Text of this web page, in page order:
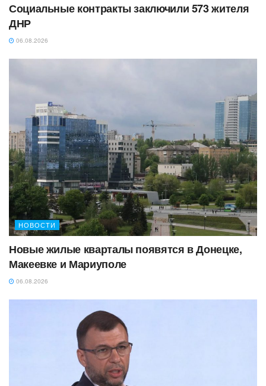
Социальные контракты заключили 573 жителя
ДНР
06.08.2026
НОВОСТИ
Новые жилые кварталы появятся в Донецке,
Макеевке и Мариуполе
06.08.2026